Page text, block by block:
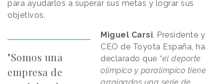
para ayudarlos a superar sus metas y lograr sus
objetivos.
"Somos una
empresa de
Miguel Carsi, Presidente y
CEO de Toyota España, ha
declarado que “el deporte
olímpico y paralímpico tiene